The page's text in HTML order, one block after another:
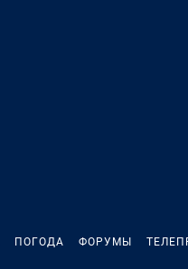
ПОГОДА ФОРУМЫ